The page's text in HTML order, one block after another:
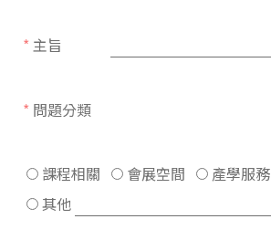
* 主旨
* 問題分類
課程相關 會展空間 產學服務
其他